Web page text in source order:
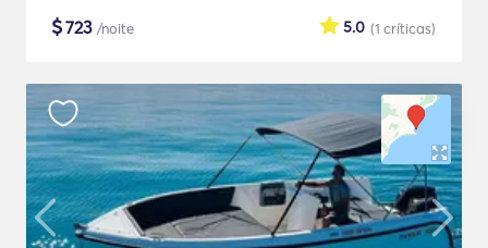
$723 /noite (1 críticas)
5.0